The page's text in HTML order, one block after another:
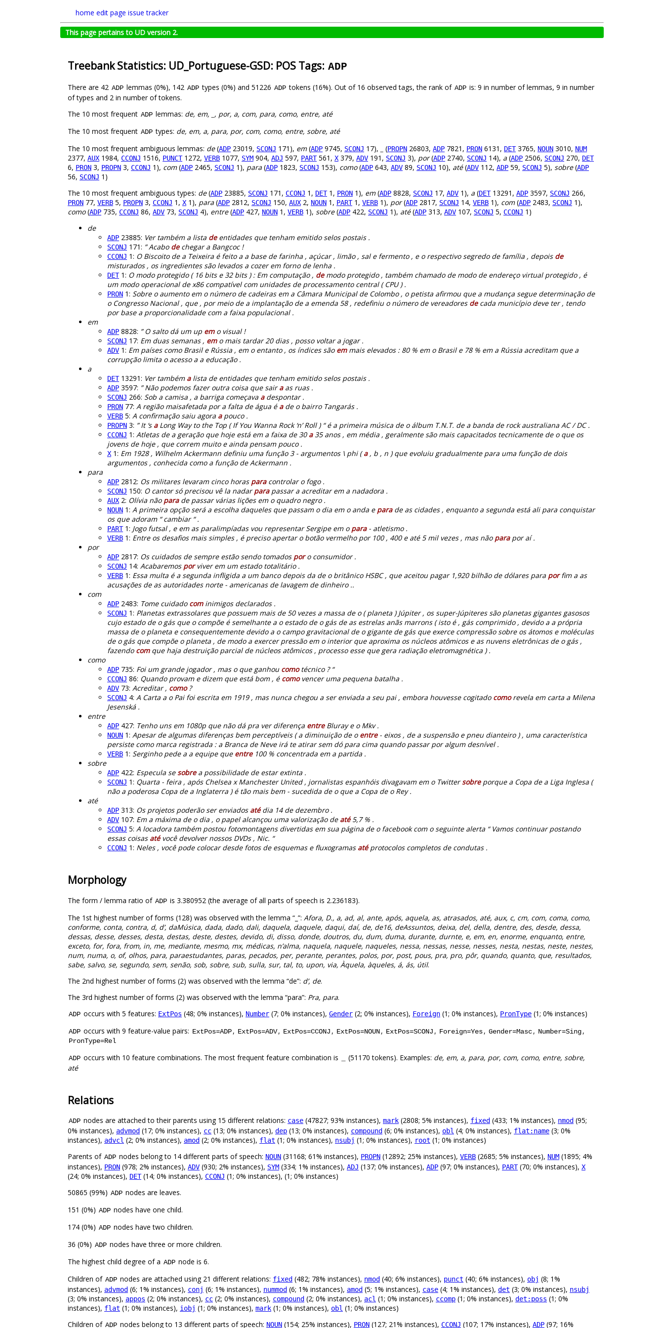
home edit page issue tracker
This page pertains to UD version 2.
Treebank Statistics: UD_Portuguese-GSD: POS Tags: ADP
There are 42 ADP lemmas (0%), 142 ADP types (0%) and 51226 ADP tokens (16%). Out of 16 observed tags, the rank of ADP is: 9 in number of lemmas, 9 in number
of types and 2 in number of tokens.
The 10 most frequent ADP lemmas: de, em, _, por, a, com, para, como, entre, até
The 10 most frequent ADP types: de, em, a, para, por, com, como, entre, sobre, até
The 10 most frequent ambiguous lemmas: de(ADP 23019, SCONJ 171), em(ADP 9745, SCONJ 17), (PROPN 26803, ADP 7821, PRON 6131, DET3765, NOUN 3010, NUM
2377, AUX 1984, CCONJ 1516, PUNCT1272, VERB 1077, SYM 904, ADJ 597, PART561, X 379, ADV 191, SCONJ 3), por(ADP 2740, SCONJ 14), a (ADP 2506, SCONJ 270, DET
6, PRON 3, PROPN 3, CCONJ 1), com(ADP 2465, SCONJ 1), para (ADP 1823, SCONJ 153), como(ADP 643, ADV 89, SCONJ 10), até(ADV 112, ADP 59, SCONJ 5), sobre(ADP
56, SCONJ 1)
The 10 most frequent ambiguous types: de(ADP 23885, SCONJ 171, CCONJ 1, DET1, PRON 1), em(ADP 8828, SCONJ 17, ADV 1), a (DET13291, ADP 3597, SCONJ 266,
PRON 77, VERB 5, PROPN 3, CCONJ 1, X 1), para (ADP 2812, SCONJ 150, AUX 2, NOUN 1, PART1, VERB 1), por(ADP 2817, SCONJ 14, VERB 1), com(ADP 2483, SCONJ 1),
como(ADP 735, CCONJ 86, ADV 73, SCONJ 4), entre(ADP 427, NOUN 1, VERB 1), sobre(ADP 422, SCONJ 1), até(ADP 313, ADV 107, SCONJ 5, CCONJ 1)
de
ADP 23885: Ver também a lista deentidades que tenham emitido selos postais .
SCONJ 171: ” Acabo dechegar a Bangcoc !
CCONJ 1: O Biscoito de a Teixeira é feito a a base de farinha , açúcar , limão , sal e fermento , e o respectivo segredo de família , depois de
misturados , os ingredientes são levados a cozer em forno de lenha .
DET1: O modo protegido ( 16 bits e 32 bits ) : Em computação , demodo protegido , também chamado de modo de endereço virtual protegido , é
um modo operacional de x86 compatível com unidades de processamento central ( CPU ) .
PRON 1: Sobre o aumento em o número de cadeiras em a Câmara Municipal de Colombo , o petista afirmou que a mudança segue determinação de
o Congresso Nacional , que , por meio de a implantação de a emenda 58 , redefiniu o número de vereadores decada município deve ter , tendo
por base a proporcionalidade com a faixa populacional .
em
ADP 8828: ” O salto dá um up emo visual !
SCONJ 17: Em duas semanas , emo mais tardar 20 dias , posso voltar a jogar .
ADV 1: Em países como Brasil e Rússia , em o entanto , os índices são emmais elevados : 80 % em o Brasil e 78 % em a Rússia acreditam que a
corrupção limita o acesso a a educação .
a
DET13291: Ver também alista de entidades que tenham emitido selos postais .
ADP 3597: ” Não podemos fazer outra coisa que sairaas ruas .
SCONJ 266: Sob a camisa , a barriga começava adespontar .
PRON 77: A região maisafetada por a falta de água é ade o bairro Tangarás .
VERB 5: A confirmação saiu agora apouco .
PROPN 3: ” It ‘s aLong Way to the Top ( If You Wanna Rock ‘n’ Roll ) “ é a primeira música de o álbum T.N.T. de a banda de rock australiana AC / DC .
CCONJ 1: Atletas de a geração que hoje está em a faixa de 30 a35 anos , em média , geralmente são mais capacitados tecnicamente de o que os
jovens de hoje , que correm muito e ainda pensam pouco .
X 1: Em 1928 , Wilhelm Ackermann definiu uma função 3 - argumentos \ phi (a, b , n ) que evoluiu gradualmente para uma função de dois
argumentos , conhecida como a função de Ackermann .
para
ADP 2812: Os militares levaram cinco horas paracontrolar o fogo .
SCONJ 150: O cantor só precisou vê la nadarparapassar a acreditar em a nadadora .
AUX 2: Olívia não parade passar várias lições em o quadro negro .
NOUN 1: A primeira opção será a escolha daqueles que passam o dia em o anda e parade as cidades , enquanto a segunda está ali para conquistar
os que adoram “ cambiar “ .
PART1: Jogo futsal , e em as paralimpíadas vou representar Sergipe em o para- atletismo .
VERB 1: Entre os desafios mais simples , é preciso apertar o botão vermelho por 100 , 400 e até 5 mil vezes , mas não parapor aí .
por
ADP 2817: Os cuidados de sempre estão sendo tomados poro consumidor .
SCONJ 14: Acabaremos porviver em um estado totalitário .
VERB 1: Essa multa é a segunda infligida a um banco depois da de o britânico HSBC , que aceitou pagar 1,920 bilhão de dólares para porfim a as
acusações de as autoridades norte - americanas de lavagem de dinheiro ..
com
ADP 2483: Tome cuidado cominimigos declarados .
SCONJ 1: Planetas extrassolares que possuem mais de 50 vezes a massa de o ( planeta ) Júpiter , os super-Júpiteres são planetas gigantes gasosos
cujo estado de o gás que o compõe é semelhante a o estado de o gás de as estrelas anãs marrons ( isto é , gás comprimido , devido a a própria
massa de o planeta e consequentemente devido a o campo gravitacional de o gigante de gás que exerce compressão sobre os átomos e moléculas
de o gás que compõe o planeta , de modo a exercer pressão em o interior que aproxima os núcleos atômicos e as nuvens eletrônicas de o gás ,
fazendo comque haja destruição parcial de núcleos atômicos , processo esse que gera radiação eletromagnética ) .
como
ADP 735: Foi um grande jogador , mas o que ganhou comotécnico ? “
CCONJ 86: Quando provam e dizem que está bom , é comovencer uma pequena batalha .
ADV 73: Acreditar , como?
SCONJ 4: A Carta a o Pai foi escrita em 1919 , mas nunca chegou a ser enviada a seu pai , embora houvesse cogitado comorevela em carta a Milena
Jesenská .
entre
ADP 427: Tenho uns em 1080p que não dá pra ver diferença entreBluray e o Mkv .
NOUN 1: Apesar de algumas diferenças bem perceptíveis ( a diminuição de o entre- eixos , de a suspensão e pneu dianteiro ) , uma característica
persiste como marca registrada : a Branca de Neve irá te atirar sem dó para cima quando passar por algum desnível .
VERB 1: Serginho pede a a equipe que entre100 % concentrada em a partida .
sobre
ADP 422: Especula sesobrea possibilidade de estar extinta .
SCONJ 1: Quarta - feira , após Chelsea x Manchester United , jornalistas espanhóis divagavam em o Twittersobreporque a Copa de a Liga Inglesa (
não a poderosa Copa de a Inglaterra ) é tão mais bem - sucedida de o que a Copa de o Rey .
até
ADP 313: Os projetos poderão ser enviados atédia 14 de dezembro .
ADV 107: Em a máxima de o dia , o papel alcançou uma valorização de até5,7 % .
SCONJ 5: A locadora também postou fotomontagens divertidas em sua página de o facebook com o seguinte alerta “ Vamos continuar postando
essas coisas atévocê devolver nossos DVDs , Nic. “
CCONJ 1: Neles , você pode colocar desde fotos de esquemas e fluxogramas atéprotocolos completos de condutas .
Morphology
The form / lemma ratio of ADP is 3.380952 (the average of all parts of speech is 2.236183).
The 1st highest number of forms (128) was observed with the lemma “_”: Afora, D., a, ad, al, ante, após, aquela, as, atrasados, até, aux, c, cm, com, coma, como,
conforme, conta, contra, d, d’, daMúsica, dada, dado, dali, daquela, daquele, daqui, daí, de, de16, deAssuntos, deixa, del, della, dentre, des, desde, dessa,
dessas, desse, desses, desta, destas, deste, destes, devido, di, disso, donde, doutros, du, dum, duma, durante, durnte, e, em, en, enorme, enquanto, entre,
exceto, for, fora, from, in, me, mediante, mesmo, mx, médicas, n’alma, naquela, naquele, naqueles, nessa, nessas, nesse, nesses, nesta, nestas, neste, nestes,
num, numa, o, of, olhos, para, paraestudantes, paras, pecados, per, perante, perantes, polos, por, post, pous, pra, pro, pôr, quando, quanto, que, resultados,
sabe, salvo, se, segundo, sem, senão, sob, sobre, sub, sulla, sur, tal, to, upon, via, Àquela, àqueles, á, ás, útil.
The 2nd highest number of forms (2) was observed with the lemma “de”: d’, de.
The 3rd highest number of forms (2) was observed with the lemma “para”: Pra, para.
ADP occurs with 5 features: ExtPos (48; 0% instances), Number (7; 0% instances), Gender (2; 0% instances), Foreign (1; 0% instances), PronType (1; 0% instances)
ADP occurs with 9 feature-value pairs: ExtPos=ADP, ExtPos=ADV, ExtPos=CCONJ , ExtPos=NOUN, ExtPos=SCONJ , Foreign=Yes, Gender=Masc, Number=Sing,
PronType=Rel
ADP occurs with 10 feature combinations. The most frequent feature combination is (51170 tokens). Examples: de, em, a, para, por, com, como, entre, sobre,
até
Relations
ADP nodes are attached to their parents using 15 different relations: case (47827; 93% instances), mark (2808; 5% instances), fixed (433; 1% instances), nmod (95;
0% instances), advmod (17; 0% instances), cc (13; 0% instances), dep (13; 0% instances), compound (6; 0% instances), obl (4; 0% instances), flat:name (3; 0%
instances), advcl (2; 0% instances), amod (2; 0% instances), flat (1; 0% instances), nsubj (1; 0% instances), root (1; 0% instances)
Parents of ADP nodes belong to 14 different parts of speech: NOUN (31168; 61% instances), PROPN (12892; 25% instances), VERB (2685; 5% instances), NUM (1895; 4%
instances), PRON (978; 2% instances), ADV (930; 2% instances), SYM (334; 1% instances), ADJ (137; 0% instances), ADP (97; 0% instances), PART(70; 0% instances), X
(24; 0% instances), DET(14; 0% instances), CCONJ (1; 0% instances), (1; 0% instances)
50865 (99%) ADP nodes are leaves.
151 (0%) ADP nodes have one child.
174 (0%) ADP nodes have two children.
36 (0%) ADP nodes have three or more children.
The highest child degree of a ADP node is 6.
Children of ADP nodes are attached using 21 different relations: fixed (482; 78% instances), nmod (40; 6% instances), punct (40; 6% instances), obj (8; 1%
instances), advmod (6; 1% instances), conj (6; 1% instances), nummod (6; 1% instances), amod (5; 1% instances), case (4; 1% instances), det (3; 0% instances), nsubj
(3; 0% instances), appos (2; 0% instances), cc (2; 0% instances), compound (2; 0% instances), acl (1; 0% instances), ccomp (1; 0% instances), det:poss (1; 0%
instances), flat (1; 0% instances), iobj (1; 0% instances), mark (1; 0% instances), obl (1; 0% instances)
Children of ADP nodes belong to 13 different parts of speech: NOUN (154; 25% instances), PRON (127; 21% instances), CCONJ (107; 17% instances), ADP (97; 16%